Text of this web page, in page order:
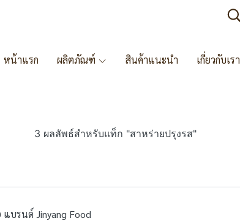
หน้าแรก ผลิตภัณฑ์ สินค้าแนะนำ เกี่ยวกับเรา
3 ผลลัพธ์สำหรับแท็ก "สาหร่ายปรุงรส"
แบรนด์ Jinyang Food